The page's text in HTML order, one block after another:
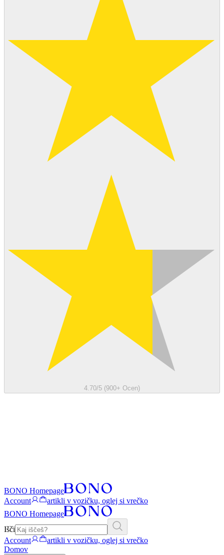
4.70/5 (900+ Ocen)
BONO Homepage
Account
artikli v vozičku, oglej si vrečko
BONO Homepage
Išči
Account
artikli v vozičku, oglej si vrečko
Domov